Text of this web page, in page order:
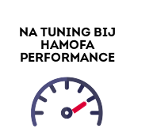
NA TUNING BIJ
HAMOFA
PERFORMANCE